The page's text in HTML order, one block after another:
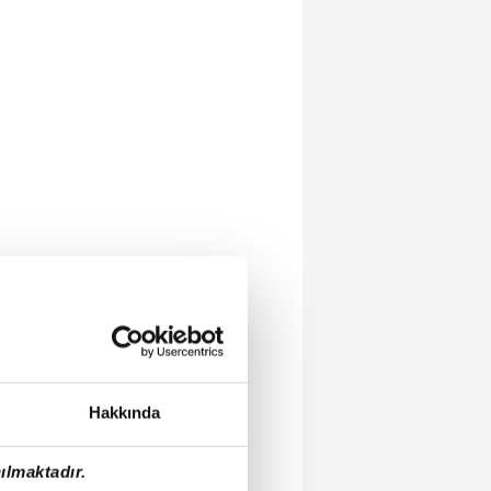
Hakkında